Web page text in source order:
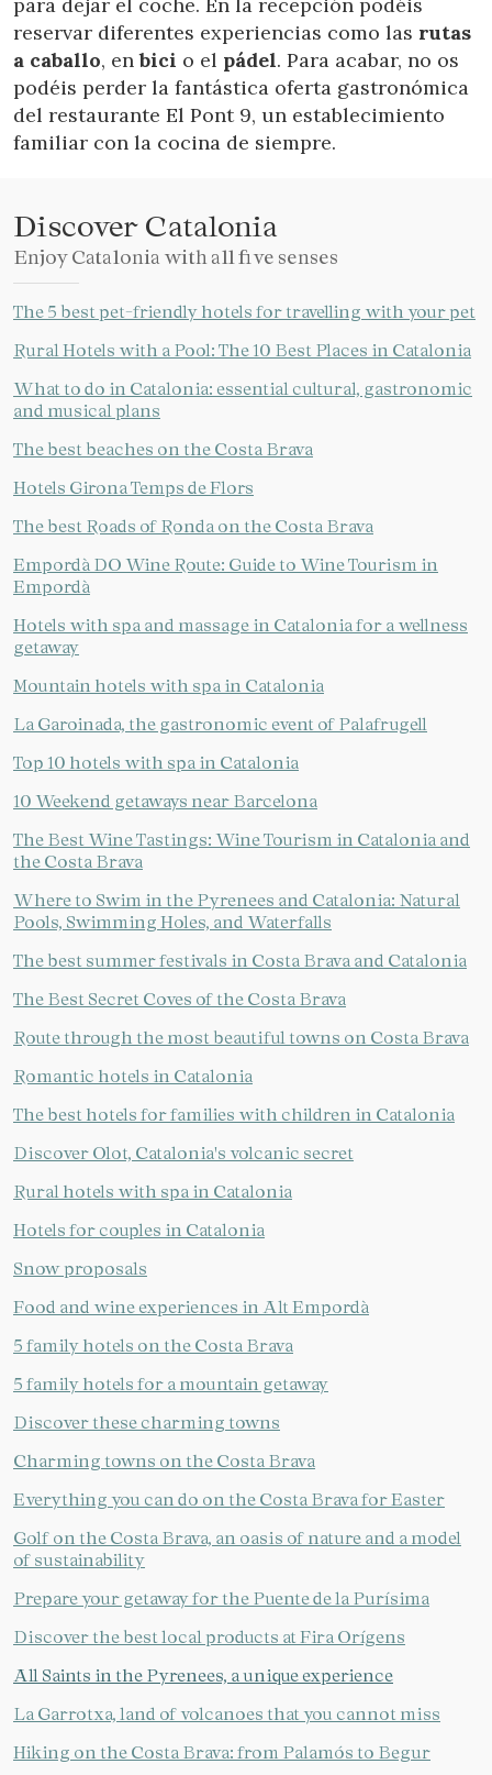
reservar diferentes experiencias como las rutas
a caballo, enbici o el pádel. Para acabar, no os
podéis perder la fantástica oferta gastronómica
del restaurante El Pont 9, un establecimiento
familiar con la cocina de siempre.
Discover Catalonia
Enjoy Catalonia with all five senses
The 5 best pet-friendly hotels for travelling with your pet
Rural Hotels with a Pool: The 10 Best Places in Catalonia
What to do in Catalonia: essential cultural, gastronomic
and musical plans
The best beaches on the Costa Brava
Hotels Girona Temps de Flors
The best Roads of Ronda on the Costa Brava
Empordà DO Wine Route: Guide to Wine Tourism in
Empordà
Hotels with spa and massage in Catalonia for a wellness
getaway
Mountain hotels with spa in Catalonia
La Garoinada, the gastronomic event of Palafrugell
Top 10 hotels with spa in Catalonia
10 Weekend getaways near Barcelona
The Best Wine Tastings: Wine Tourism in Catalonia and
the Costa Brava
Where to Swim in the Pyrenees and Catalonia: Natural
Pools, Swimming Holes, and Waterfalls
The best summer festivals in Costa Brava and Catalonia
The Best Secret Coves of the Costa Brava
Route through the most beautiful towns on Costa Brava
Romantic hotels in Catalonia
The best hotels for families with children in Catalonia
Discover Olot, Catalonia's volcanic secret
Rural hotels with spa in Catalonia
Hotels for couples in Catalonia
Snow proposals
Food and wine experiences in Alt Empordà
5 family hotels on the Costa Brava
5 family hotels for a mountain getaway
Discover these charming towns
Charming towns on the Costa Brava
Everything you can do on the Costa Brava for Easter
Golf on the Costa Brava, an oasis of nature and a model
of sustainability
Prepare your getaway for the Puente de la Purísima
Discover the best local products at Fira Orígens
All Saints in the Pyrenees, a unique experience
La Garrotxa, land of volcanoes that you cannot miss
Hiking on the Costa Brava: from Palamós to Begur